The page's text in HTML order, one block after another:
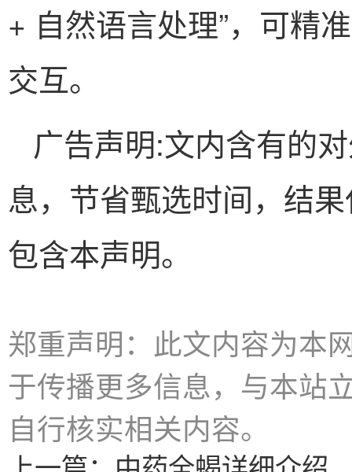
+ 自然语言处理”，可精
交互。
广告声明:文内含有的
息，节省甄选时间，结
包含本声明。
郑重声明：此文内容为本
于传播更多信息，与本站
自行核实相关内容。